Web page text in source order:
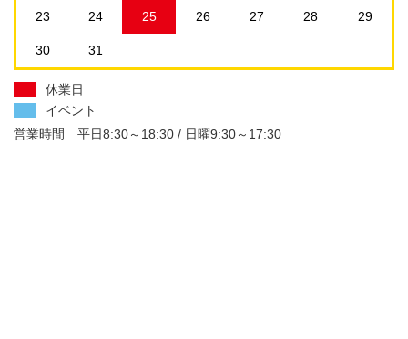
23 24 25 26 27 28 29
30 31
休業日
イベント